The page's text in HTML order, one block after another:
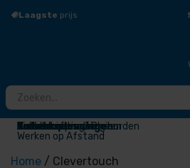
Laagste prijs
Totaaloplossingen
Touchscreens / Digiborden
Presentatieschermen
Audio
Draadloos presenteren
Videoconferentie
Narrowcasting
Accessoires
Outlet
Werken op Afstand
Home / Clevertouch